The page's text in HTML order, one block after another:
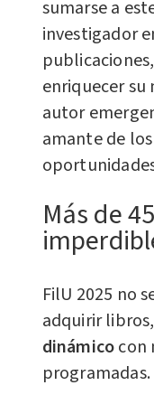
sumarse a
investigador
enriquecer su
autor
amante de
Más de
FilU 2025 no
adquirir
dinámicocon